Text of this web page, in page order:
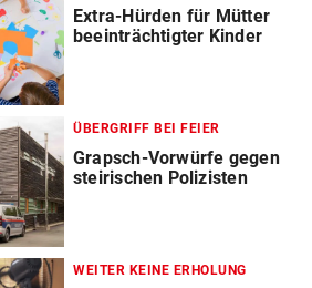
Extra-Hürden für Mütter
beeinträchtigter Kinder
ÜBERGRIFF BEI FEIER
Grapsch-Vorwürfe gegen
steirischen Polizisten
WEITER KEINE ERHOLUNG